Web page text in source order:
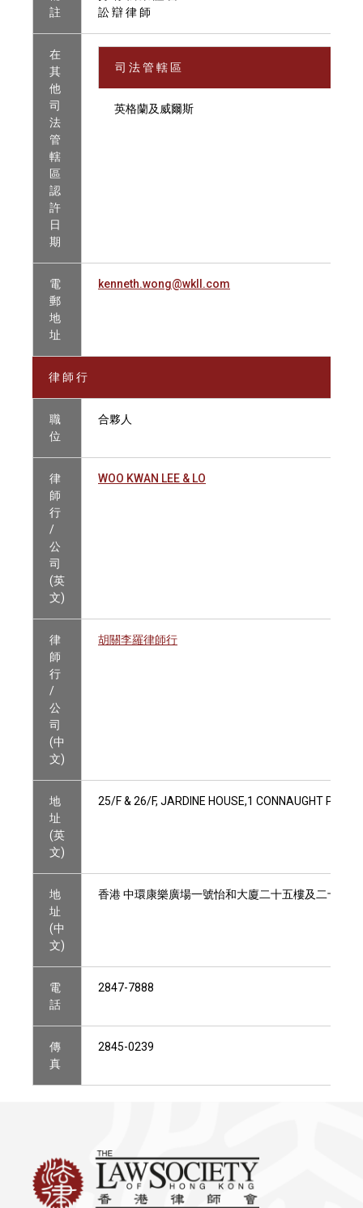
註
訟 辯 律 師
在
其
他
司
法
管
轄
區
認
許
日
期
司 法 管 轄 區
英格蘭及威爾斯
電
郵
地
址
kenneth.wong@wkll.com
律 師 行
職
位
合夥人
律
師
行
/
公
司
(英
文)
WOO KWAN LEE & LO
律
師
行
/
公
司
(中
文)
胡關李羅律師行
地
址
(英
文)
25/F & 26/F, JARDINE HOUSE,1 CONNAUGHT
地
址
(中
文)
香港 中環康樂廣場一號怡和大廈二十五樓及二十六樓
電
話
2847-7888
傳
真
2845-0239